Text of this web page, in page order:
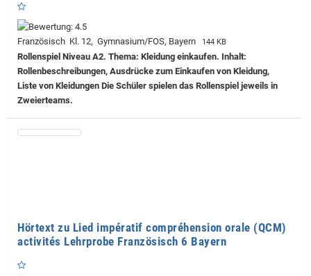
Französisch Kl. 12, Gymnasium/FOS, Bayern 144 KB
Rollenspiel Niveau A2. Thema: Kleidung einkaufen. Inhalt:
Rollenbeschreibungen, Ausdrücke zum Einkaufen von Kleidung,
Liste von Kleidungen Die Schüler spielen das Rollenspiel jeweils in
Zweierteams.
Hörtext zu Lied impératif compréhension orale (QCM)
activités Lehrprobe Französisch 6 Bayern